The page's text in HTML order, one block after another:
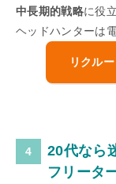
中長期的戦略に役
ヘッドハンターは
リクル
20代なら
フリータ